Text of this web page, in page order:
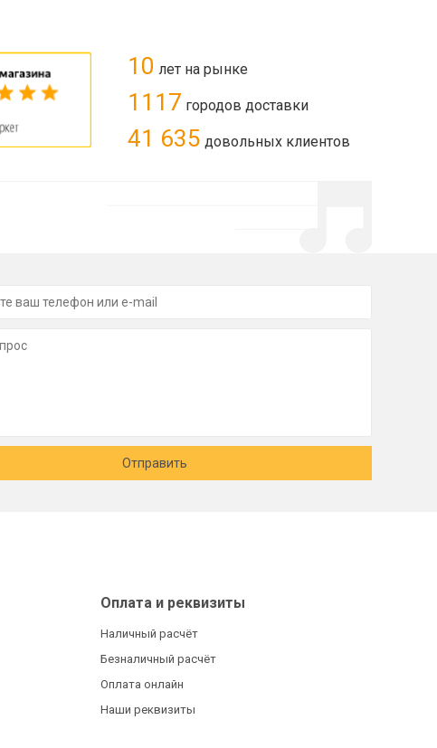
10 лет на рынке
1117 городов доставки
41 635 довольных клиентов
Отправить
Оплата и реквизиты
Наличный расчёт
Безналичный расчёт
Оплата онлайн
Наши реквизиты